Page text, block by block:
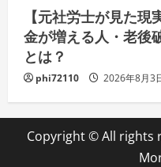
【元社労士が見た
金が増える人・老後
とは？
phi72110 2026年8月3
Copyright © All rights